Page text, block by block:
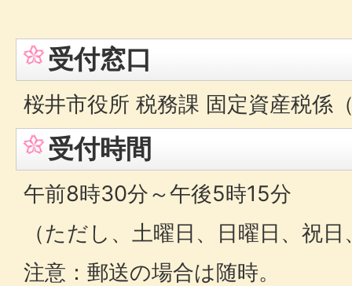
受付窓口
桜井市役所 税務課 固定資産税係
受付時間
午前8時30分～午後5時15分
（ただし、土曜日、日曜日、祝
注意：郵送の場合は随時。